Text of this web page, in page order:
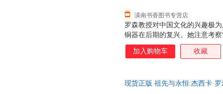
罗森教授对中国文化的兴趣极
铜器在后期的复兴。她注意考
理论在探讨青铜器发展方面卓
于上古玉器在后期的保存及重
（从商代至汉代）整体墓葬形
潢南书香图书专营店
加入购物车 收藏
现货正版 祖先与永恒:杰西卡·